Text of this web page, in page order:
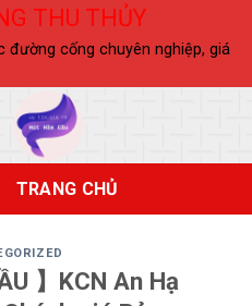
THU THỦY
cống chuyên nghiệp, giá
TRANG CHỦ
】KCN An Hạ